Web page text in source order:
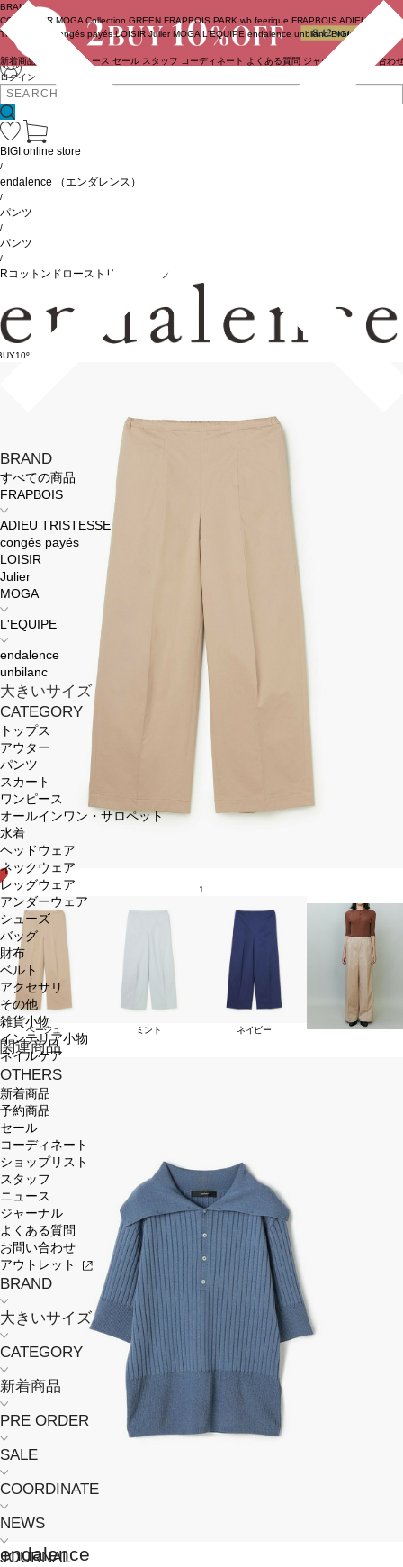
ログイン
BRAND
COUTURIER MOGA Collection GREEN FRAPBOIS PARK wb feerique FRAPBOIS ADIEU
TRISTESSE
congés payés LOISIR Julier MOGA L'EQUIPE endalence unbilanc BIGI online store
新着商品 ニュース セール スタッフ コーディネート よくある質問 ジャーナル お問い合わ
BRAND
すべての商品
FRAPBOIS
ADIEU TRISTESSE
congés payés
LOISIR
Julier
MOGA
L'EQUIPE
endalence
unbilanc
大きいサイズ
CATEGORY
トップス
アウター
パンツ
スカート
ワンピース
オールインワン・サロペット
水着
ヘッドウェア
ネックウェア
レッグウェア
アンダーウェア
シューズ
バッグ
財布
ベルト
アクセサリ
その他
雑貨小物
インテリア小物
ネイルケア
OTHERS
新着商品
予約商品
セール
コーディネート
ショップリスト
スタッフ
ニュース
ジャーナル
よくある質問
お問い合わせ
アウトレット
BRAND
大きいサイズ
CATEGORY
新着商品
PRE ORDER
SALE
COORDINATE
NEWS
JOURNAL
BIGI online store
/
endalence （エンダレンス）
/
パンツ
/
パンツ
/
Rコットンドローストリングパンツ
1
ベージュ ミント ネイビー
関連商品
endalence